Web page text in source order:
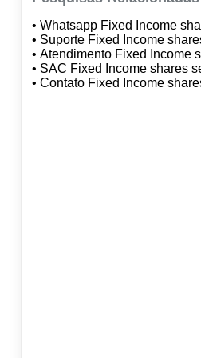
• Whatsapp Fixed Income
sa
• Suporte Fixed Income
• Atendimento Fixed Income
dtvm sa
• SAC Fixed Income shares
• Contato Fixed Income